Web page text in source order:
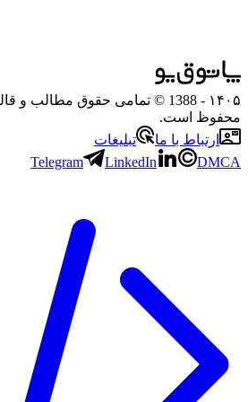
۱۴۰۵
- 1388 © تمامی حقوق مطالب و
محفوظ است.
ارتباط با ما
تبلیغات
Telegram
LinkedIn DMCA